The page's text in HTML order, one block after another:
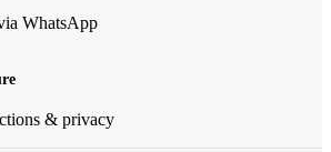
WhatsApp
& privacy